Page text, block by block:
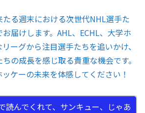
る週末における次世代NHL選手た
届けします。AHL、ECHL、大学ホ
ーグから注目選手たちを追いかけ、
の成長を感じ取る貴重な機会です。
ケーの未来を体感してください！
読んでくれて、サンキュー、じゃあ